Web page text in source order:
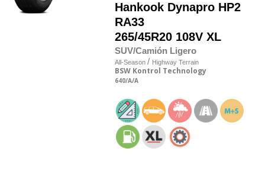
Hankook Dynapro HP2
RA33
265/45R20 108V XL
SUV/Camión Ligero
All-Season / Highway Terrain
BSW Kontrol Technology
640/A/A